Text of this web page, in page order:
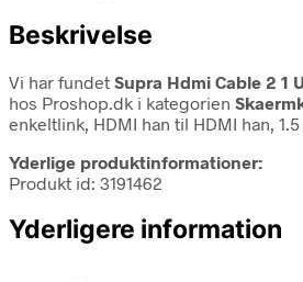
Beskrivelse
Vi har fundet Supra Hdmi Cable 2 1
hos Proshop.dk i kategorien
enkeltlink, HDMI han til HDMI han,
Yderlige produktinformationer:
Produkt id: 3191462
Yderligere information